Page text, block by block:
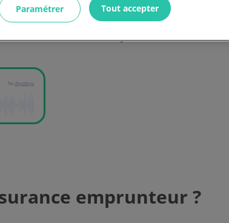
Le dilemme réside souvent dans un choix
Découvrez les différences entre ces deux
même si vous avez déjà débuté le
emprunteur ?
Tout accepter
Paramétrer